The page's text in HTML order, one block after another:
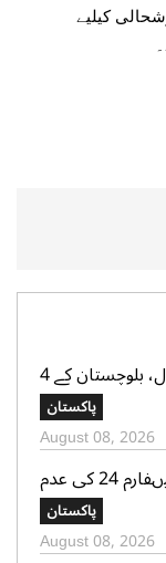
کیلیے
امن وامان کی صورتحال، بلوچستان کے 4
آج ہونیوالی پولنگ
ملتوی
پاکستان
August 08, 2026
آزاد کشمیر انتخابات میںفارم 24 کی عدم
ہیں، الیکشن
کمیشن کی وضاحت
پاکستان
August 08, 2026